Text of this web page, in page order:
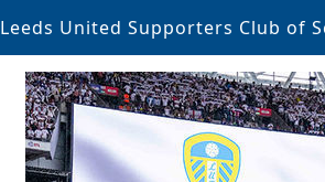
Leeds United Supporters Club of